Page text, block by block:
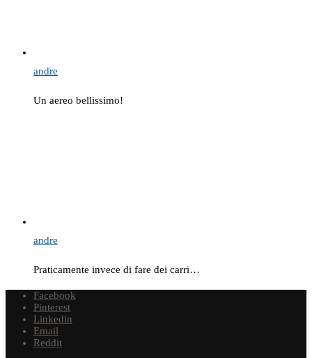
andre
Un aereo bellissimo!
andre
Praticamente invece di fare dei carri…
Facebook
Pinterest
Linkedin
Email
Reddit